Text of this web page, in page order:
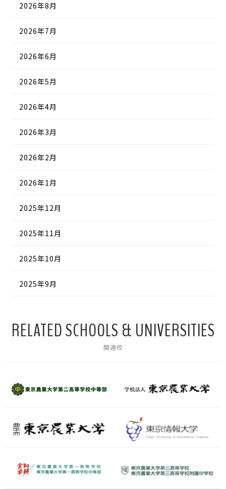
2026年8月
2026年7月
2026年6月
2026年5月
2026年4月
2026年3月
2026年2月
2026年1月
2025年12月
2025年11月
2025年10月
2025年9月
RELATED SCHOOLS & UNIVERSITIES
関連校